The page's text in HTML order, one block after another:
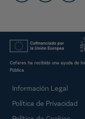
Cofares ha recibido una ayuda de
Pública
Información Legal
Política de Privacidad